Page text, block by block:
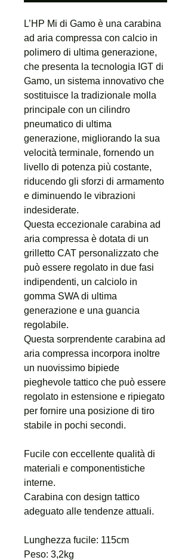
L’HP Mi di Gamo è una carabina
ad aria compressa con calcio in
polimero di ultima generazione,
che presenta la tecnologia IGT di
Gamo, un sistema innovativo che
sostituisce la tradizionale molla
principale con un cilindro
pneumatico di ultima
generazione, migliorando la sua
velocità terminale, fornendo un
livello di potenza più costante,
riducendo gli sforzi di armamento
e diminuendo le vibrazioni
indesiderate.
Questa eccezionale carabina ad
aria compressa è dotata di un
grilletto CAT personalizzato che
può essere regolato in due fasi
indipendenti, un calciolo in
gomma SWA di ultima
generazione e una guancia
regolabile.
Questa sorprendente carabina ad
aria compressa incorpora inoltre
un nuovissimo bipiede
pieghevole tattico che può essere
regolato in estensione e ripiegato
per fornire una posizione di tiro
stabile in pochi secondi.
Fucile con eccellente qualità di
materiali e componentistiche
interne.
Carabina con design tattico
adeguato alle tendenze attuali.
Lunghezza fucile: 115cm
Peso: 3,2kg